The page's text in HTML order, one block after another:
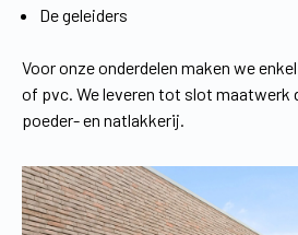
De geleiders
Voor onze onderdelen maken we
of pvc. We leveren tot slot maatwerk
poeder- en natlakkerij.